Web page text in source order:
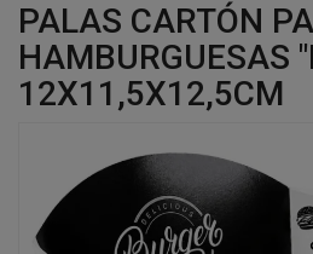
PALAS CARTÓN
HAMBURGUESAS
12X11,5X12,5CM